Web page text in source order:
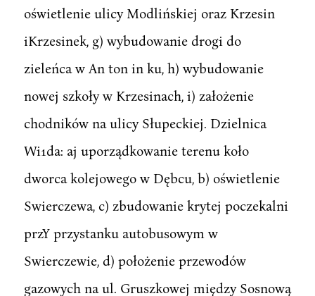
oświetlenie ulicy Modlińskiej oraz Krzesin
iKrzesinek, g) wybudowanie drogi do
zieleńca w An ton in ku, h) wybudowanie
nowej szkoły w Krzesinach, i) założenie
chodników na ulicy Słupeckiej. Dzielnica
Wi1da: aj uporządkowanie terenu koło
dworca kolejowego w Dębcu, b) oświetlenie
Swierczewa, c) zbudowanie krytej poczekalni
przY przystanku autobusowym w
Swierczewie, d) położenie przewodów
gazowych na ul. Gruszkowej między Sosnową